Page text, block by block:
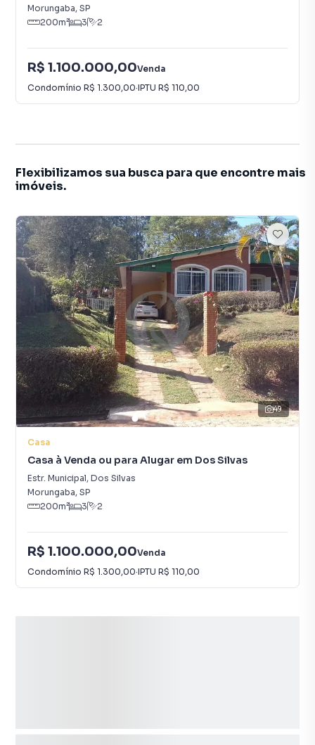
Morungaba, SP
200m² 3 2
R$ 1.100.000,00Venda
Condomínio R$ 1.300,00·IPTU R$ 110,00
Flexibilizamos sua busca para que encontre mais
imóveis.
49
Casa
Casa à Venda ou para Alugar em Dos Silvas
Estr. Municipal, Dos Silvas
Morungaba, SP
200m² 3 2
R$ 1.100.000,00Venda
Condomínio R$ 1.300,00·IPTU R$ 110,00